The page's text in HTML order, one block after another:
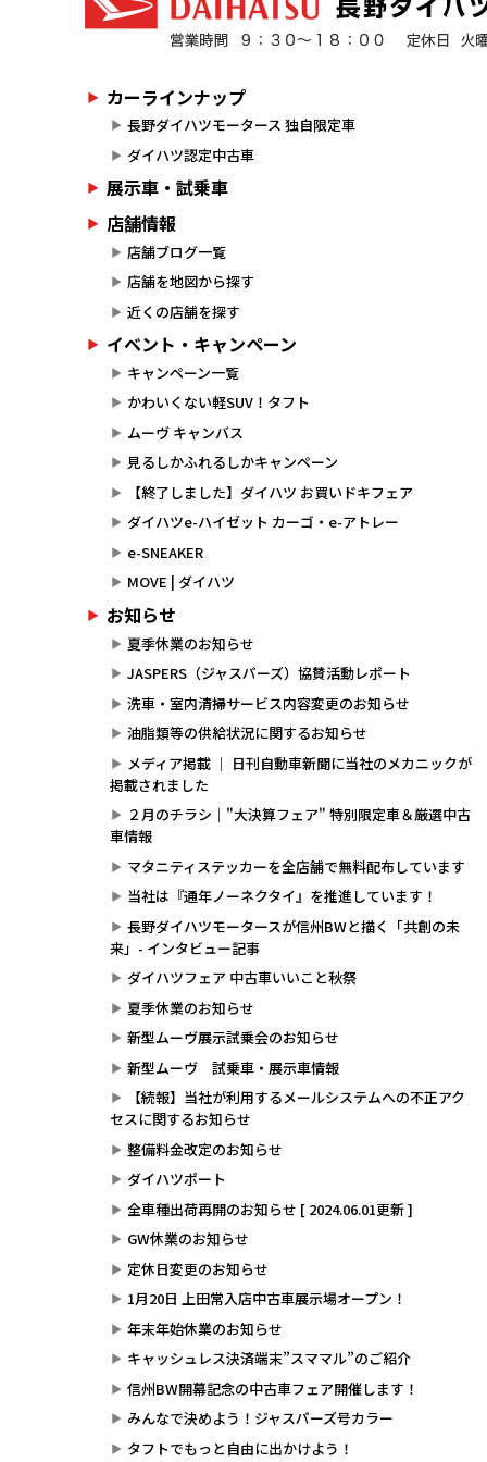
カーラインナップ
長野ダイハツモータース 独自限定車
ダイハツ認定中古車
展示車・試乗車
店舗情報
店舗ブログ一覧
店舗を地図から探す
近くの店舗を探す
イベント・キャンペーン
キャンペーン一覧
かわいくない軽SUV！タフト
ムーヴ キャンバス
見るしかふれるしかキャンペーン
【終了しました】ダイハツ お買いドキフェア
ダイハツe-ハイゼット カーゴ・e-アトレー
e-SNEAKER
MOVE | ダイハツ
お知らせ
夏季休業のお知らせ
JASPERS（ジャスパーズ）協賛活動レポート
洗車・室内清掃サービス内容変更のお知らせ
油脂類等の供給状況に関するお知らせ
メディア掲載 ｜ 日刊自動車新聞に当社のメカニックが
掲載されました
２月のチラシ｜"大決算フェア" 特別限定車＆厳選中古
車情報
マタニティステッカーを全店舗で無料配布しています
当社は『通年ノーネクタイ』を推進しています！
長野ダイハツモータースが信州BWと描く「共創の未
来」- インタビュー記事
ダイハツフェア 中古車いいこと秋祭
夏季休業のお知らせ
新型ムーヴ展示試乗会のお知らせ
新型ムーヴ 試乗車・展示車情報
【続報】当社が利用するメールシステムへの不正アク
セスに関するお知らせ
整備料金改定のお知らせ
ダイハツポート
全車種出荷再開のお知らせ [ 2024.06.01更新 ]
GW休業のお知らせ
定休日変更のお知らせ
1月20日 上田常入店中古車展示場オープン！
年末年始休業のお知らせ
キャッシュレス決済端末”スママル”のご紹介
信州BW開幕記念の中古車フェア開催します！
みんなで決めよう！ジャスパーズ号カラー
タフトでもっと自由に出かけよう！